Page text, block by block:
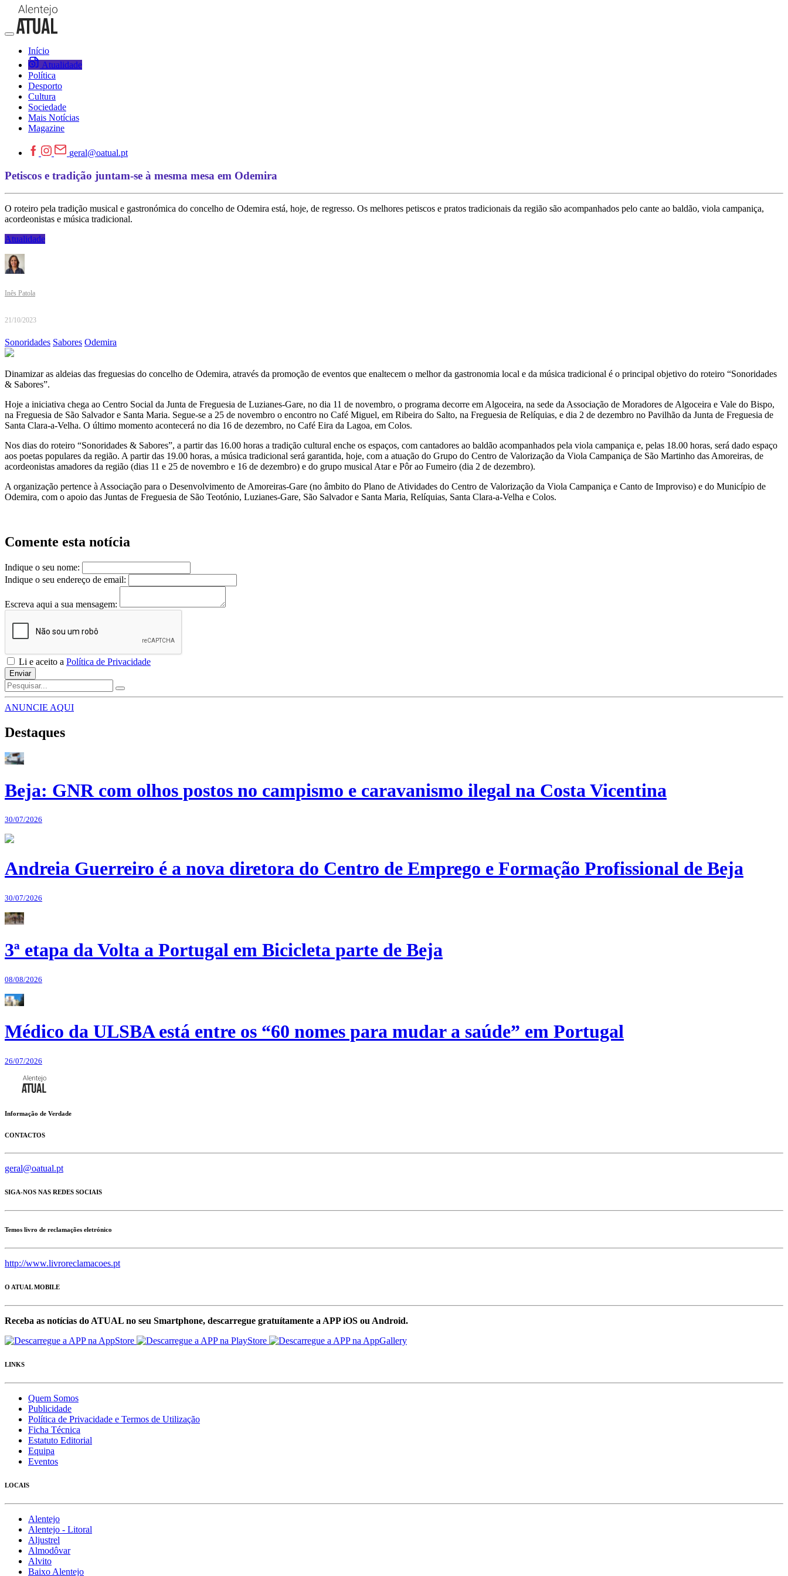
Início
Atualidade
Política
Desporto
Cultura
Sociedade
Mais Notícias
Magazine
geral@oatual.pt
Petiscos e tradição juntam-se à mesma mesa em Odemira
O roteiro pela tradição musical e gastronómica do concelho de Odemira está, hoje, de regresso. Os melhores petiscos e pratos tradicionais da região são acompanhados pelo cante ao baldão, viola campaniça,
acordeonistas e música tradicional.
Atualidade
Inês Patola
21/10/2023
Sonoridades Sabores Odemira
Dinamizar as aldeias das freguesias do concelho de Odemira, através da promoção de eventos que enaltecem o melhor da gastronomia local e da música tradicional é o principal objetivo do roteiro “Sonoridades
& Sabores”.
Hoje a iniciativa chega ao Centro Social da Junta de Freguesia de Luzianes-Gare, no dia 11 de novembro, o programa decorre em Algoceira, na sede da Associação de Moradores de Algoceira e Vale do Bispo,
na Freguesia de São Salvador e Santa Maria. Segue-se a 25 de novembro o encontro no Café Miguel, em Ribeira do Salto, na Freguesia de Relíquias, e dia 2 de dezembro no Pavilhão da Junta de Freguesia de
Santa Clara-a-Velha. O último momento acontecerá no dia 16 de dezembro, no Café Eira da Lagoa, em Colos.
Nos dias do roteiro “Sonoridades & Sabores”, a partir das 16.00 horas a tradição cultural enche os espaços, com cantadores ao baldão acompanhados pela viola campaniça e, pelas 18.00 horas, será dado espaço
aos poetas populares da região. A partir das 19.00 horas, a música tradicional será garantida, hoje, com a atuação do Grupo do Centro de Valorização da Viola Campaniça de São Martinho das Amoreiras, de
acordeonistas amadores da região (dias 11 e 25 de novembro e 16 de dezembro) e do grupo musical Atar e Pôr ao Fumeiro (dia 2 de dezembro).
A organização pertence à Associação para o Desenvolvimento de Amoreiras-Gare (no âmbito do Plano de Atividades do Centro de Valorização da Viola Campaniça e Canto de Improviso) e do Município de
Odemira, com o apoio das Juntas de Freguesia de São Teotónio, Luzianes-Gare, São Salvador e Santa Maria, Relíquias, Santa Clara-a-Velha e Colos.
Comente esta notícia
Indique o seu nome:
Indique o seu endereço de email:
Escreva aqui a sua mensagem:
Li e aceito a Política de Privacidade
Enviar
ANUNCIE AQUI
Destaques
Beja: GNR com olhos postos no campismo e caravanismo ilegal na Costa Vicentina
30/07/2026
Andreia Guerreiro é a nova diretora do Centro de Emprego e Formação Profissional de Beja
30/07/2026
3ª etapa da Volta a Portugal em Bicicleta parte de Beja
08/08/2026
Médico da ULSBA está entre os “60 nomes para mudar a saúde” em Portugal
26/07/2026
Informação de Verdade
CONTACTOS
geral@oatual.pt
SIGA-NOS NAS REDES SOCIAIS
Temos livro de reclamações eletrónico
http://www.livroreclamacoes.pt
O ATUAL MOBILE
Receba as notícias do ATUAL no seu Smartphone, descarregue gratuítamente a APP iOS ou Android.
LINKS
Quem Somos
Publicidade
Política de Privacidade e Termos de Utilização
Ficha Técnica
Estatuto Editorial
Equipa
Eventos
LOCAIS
Alentejo
Alentejo - Litoral
Aljustrel
Almodôvar
Alvito
Baixo Alentejo